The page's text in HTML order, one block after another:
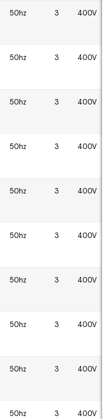
50hz 3 400V
50hz 3 400V
50hz 3 400V
50hz 3 400V
50hz 3 400V
50hz 3 400V
50hz 3 400V
50hz 3 400V
50hz 3 400V
50hz 3 400V